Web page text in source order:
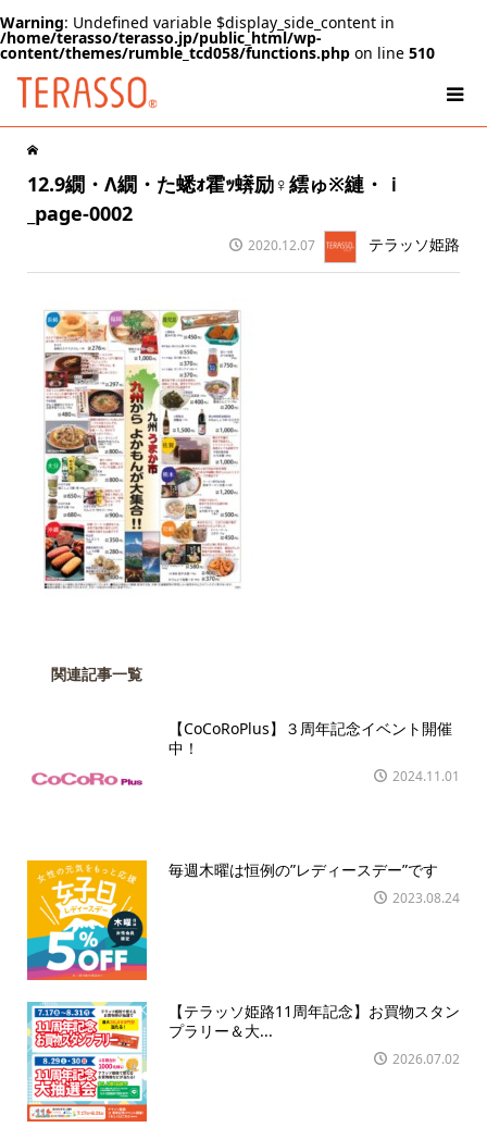
Warning: Undefined variable $display_side_content in
/home/terasso/terasso.jp/public_html/wp-
content/themes/rumble_tcd058/functions.php on line 510
12.9繝・Λ繝・た蟋ｫ霍ｯ蠎励♀繧ゅ※縺・ｉ
_page-0002
2020.12.07 テラッソ姫路
関連記事一覧
【CoCoRoPlus】３周年記念イベント開催
中！
2024.11.01
毎週木曜は恒例の”レディースデー”です
2023.08.24
【テラッソ姫路11周年記念】お買物スタン
プラリー＆大...
2026.07.02